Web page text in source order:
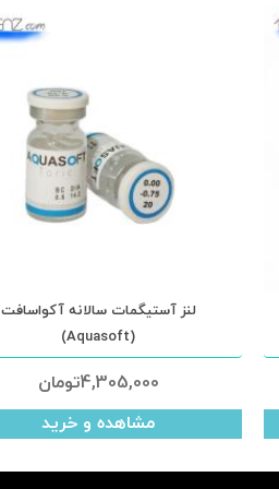
لنز آستیگمات سالانه آکواسافت
(Aquasoft)
4,305,000تومان
مشاهده و خرید